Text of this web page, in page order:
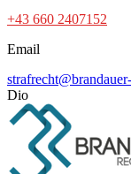
+43 660 2407152
Email
Dio